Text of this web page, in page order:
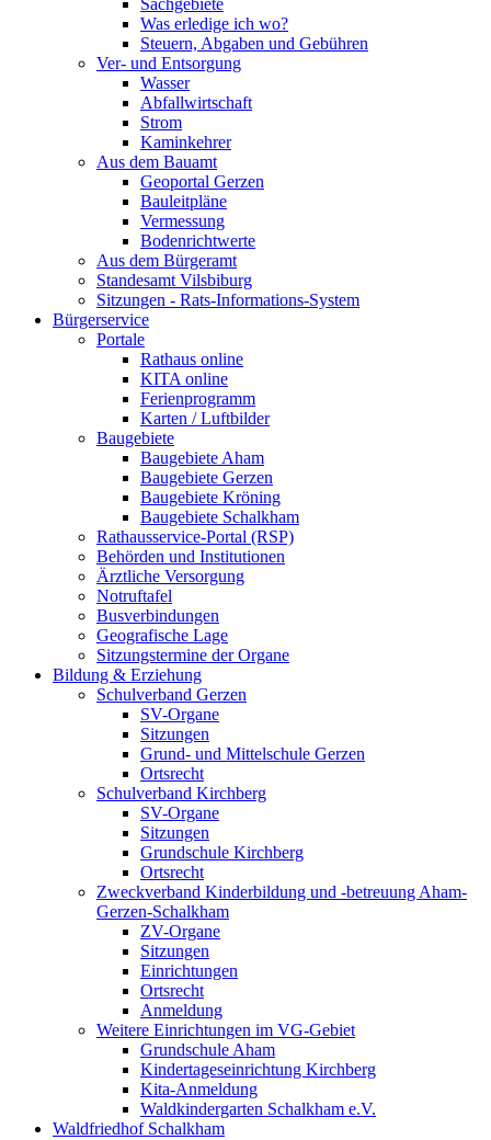
Sachgebiete
Was erledige ich wo?
Steuern, Abgaben und Gebühren
Ver- und Entsorgung
Wasser
Abfallwirtschaft
Strom
Kaminkehrer
Aus dem Bauamt
Geoportal Gerzen
Bauleitpläne
Vermessung
Bodenrichtwerte
Aus dem Bürgeramt
Standesamt Vilsbiburg
Sitzungen - Rats-Informations-System
Bürgerservice
Portale
Rathaus online
KITA online
Ferienprogramm
Karten / Luftbilder
Baugebiete
Baugebiete Aham
Baugebiete Gerzen
Baugebiete Kröning
Baugebiete Schalkham
Rathausservice-Portal (RSP)
Behörden und Institutionen
Ärztliche Versorgung
Notruftafel
Busverbindungen
Geografische Lage
Sitzungstermine der Organe
Bildung & Erziehung
Schulverband Gerzen
SV-Organe
Sitzungen
Grund- und Mittelschule Gerzen
Ortsrecht
Schulverband Kirchberg
SV-Organe
Sitzungen
Grundschule Kirchberg
Ortsrecht
Zweckverband Kinderbildung und -betreuung Aham-
Gerzen-Schalkham
ZV-Organe
Sitzungen
Einrichtungen
Ortsrecht
Anmeldung
Weitere Einrichtungen im VG-Gebiet
Grundschule Aham
Kindertageseinrichtung Kirchberg
Kita-Anmeldung
Waldkindergarten Schalkham e.V.
Waldfriedhof Schalkham